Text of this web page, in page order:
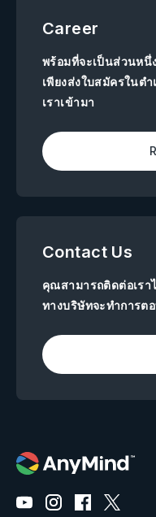
Career
พร้อมที่จะเป็นส่วนห
เพียงส่งใบสมัครในต
เราเข้ามา
Contact Us
คุณสามารถติดต่อเรา
ทางบริษัทจะทำการต